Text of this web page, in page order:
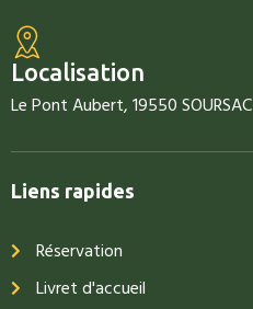
Localisation
Le Pont Aubert, 19550 SOURSAC
Liens rapides
Réservation
Livret d'accueil